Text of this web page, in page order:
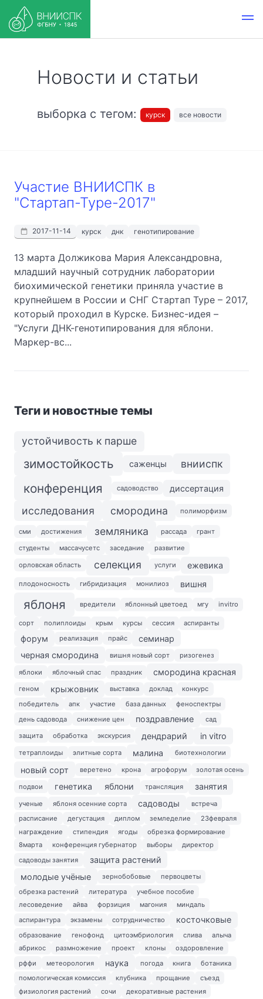
Новости и статьи
выборка с тегом: курск все новости
Участие ВНИИСПК в
"Стартап-Туре-2017"
2017-11-14 курск днк генотипирование
13 марта Должикова Мария Александровна,
младший научный сотрудник лаборатории
биохимической генетики приняла участие в
крупнейшем в России и СНГ Стартап Туре – 2017,
который проходил в Курске. Бизнес-идея –
"Услуги ДНК-генотипирования для яблони.
Маркер-вс...
Теги и новостные темы
устойчивость к парше
зимостойкость саженцы внииспк
конференция садоводство диссертация
исследования смородина полиморфизм
сми достижения земляника рассада грант
студенты массачусетс заседание развитие
орловская область селекция услуги ежевика
плодоносность гибридизация монилиоз вишня
яблоня вредители яблонный цветоед мгу invitro
сорт полиплоиды крым курсы сессия аспиранты
форум реализация прайс
семинар
черная смородина
вишня новый сорт ризогенез
яблоки яблочный спас праздник смородина красная
геном крыжовник выставка доклад
конкурс
победитель
апк участие база данных
феноспектры
день садовода
снижение цен поздравление сад
защита обработка экскурсия дендрарий in vitro
тетраплоиды элитные сорта малина биотехнологии
новый сорт веретено крона агрофорум золотая осень
подвои генетика яблони трансляция занятия
ученые яблоня осенние сорта садоводы
встреча
расписание
дегустация диплом земледелие
23февраля
награждение
стипендия ягоды
обрезка формирование
8марта
конференция губернатор выборы
директор
садоводы занятия
защита растений
молодые учёные
зернобобовые
первоцветы
обрезка растений
литература
учебное пособие
лесоведение
айва форзиция магония
миндаль
аспирантура
экзамены сотрудничество косточковые
образование генофонд цитоэмбриология слива
алыча
абрикос
размножение проект клоны
оздоровление
рффи
метеорология наука погода книга
ботаника
помологическая комиссия
клубника прощание
съезд
физиология растений
сочи
декоративные растения